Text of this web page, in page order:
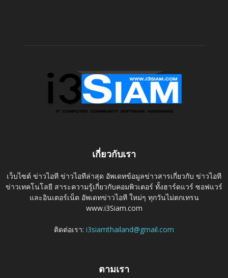
เกี่ยวกับเรา
เว็บไซต์ ข่าวไอที ข่าวไอทีล่าสุด อัพเดทข้อมูลข่าวสารเกี่ยวกับ ข่าวไอที
ข่าวเทคโนโลยี สาระความรู้เกี่ยวกับคอมพิวเตอร์ ทั้งฮาร์ดแวร์ ซอฟแวร์
และอินเตอร์เน็ต อัพเดทข่าวไอที ใหม่ๆ ทุกวันไม่ตกเทรน
www.i3Siam.com
ติดต่อเรา: i3siamthailand@gmail.com
ตามเรา